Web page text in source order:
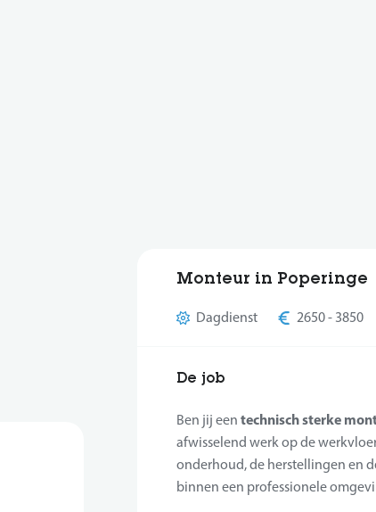
Monteur in Poperinge
Dagdienst 2650 - 3850
De job
Ben jij een technisch sterke
afwisselend werk op de
onderhoud, de herstellingen en
binnen een professionele